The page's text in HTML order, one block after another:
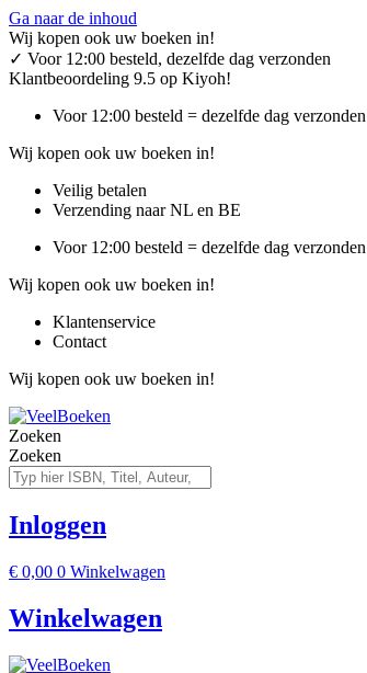
Ga naar de inhoud
Wij kopen ook uw boeken in!
✓ Voor 12:00 besteld, dezelfde dag verzonden
Klantbeoordeling 9.5 op Kiyoh!
Voor 12:00 besteld = dezelfde dag verzonden
Wij kopen ook uw boeken in!
Veilig betalen
Verzending naar NL en BE
Voor 12:00 besteld = dezelfde dag verzonden
Wij kopen ook uw boeken in!
Klantenservice
Contact
Wij kopen ook uw boeken in!
Zoeken
Zoeken
Inloggen
€ 0,00 0 Winkelwagen
Winkelwagen